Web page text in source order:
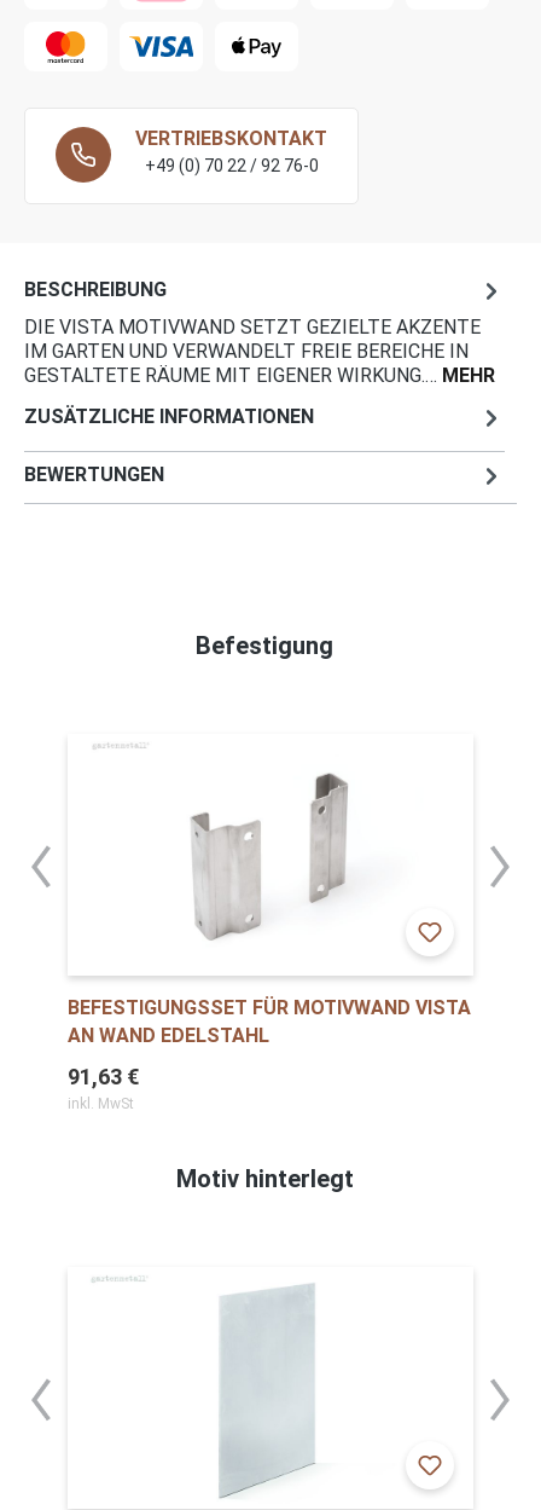
VERTRIEBSKONTAKT
+49 (0) 70 22 / 92 76-0
BESCHREIBUNG
DIE VISTA MOTIVWAND SETZT GEZIELTE AKZENTE
IM GARTEN UND VERWANDELT FREIE BEREICHE IN
GESTALTETE RÄUME MIT EIGENER WIRKUNG.… MEHR
ZUSÄTZLICHE INFORMATIONEN
BEWERTUNGEN
Befestigung
BEFESTIGUNGSSET FÜR MOTIVWAND VISTA
AN WAND EDELSTAHL
91,63 €
inkl. MwSt
Motiv hinterlegt